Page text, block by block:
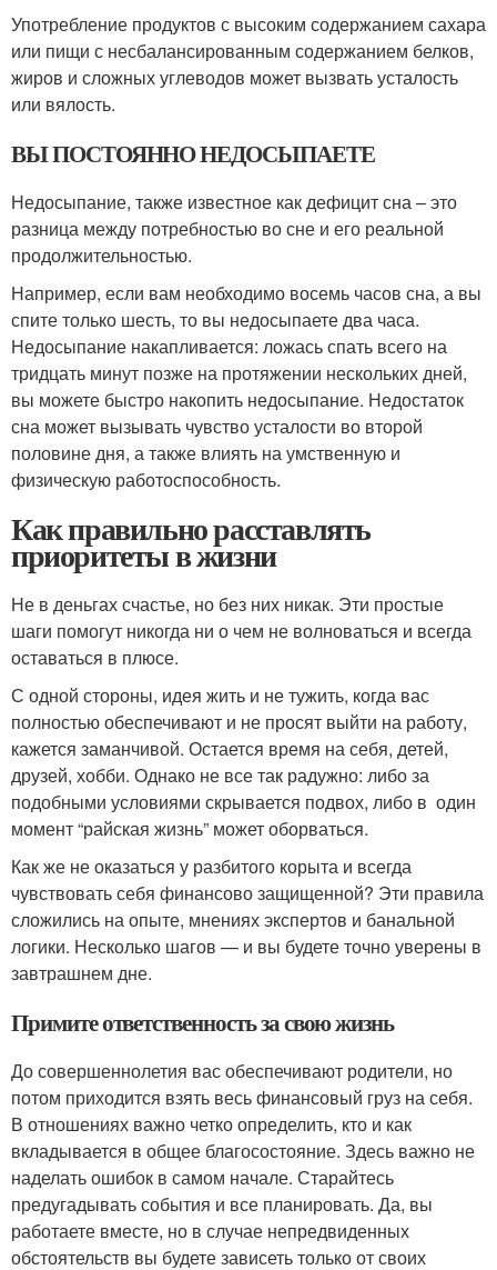
Употребление продуктов с высоким содержанием сахара
или пищи с несбалансированным содержанием белков,
жиров и сложных углеводов может вызвать усталость
или вялость.
ВЫ ПОСТОЯННО НЕДОСЫПАЕТЕ
Недосыпание, также известное как дефицит сна – это
разница между потребностью во сне и его реальной
продолжительностью.
Например, если вам необходимо восемь часов сна, а вы
спите только шесть, то вы недосыпаете два часа.
Недосыпание накапливается: ложась спать всего на
тридцать минут позже на протяжении нескольких дней,
вы можете быстро накопить недосыпание. Недостаток
сна может вызывать чувство усталости во второй
половине дня, а также влиять на умственную и
физическую работоспособность.
Как правильно расставлять
приоритеты в жизни
Не в деньгах счастье, но без них никак. Эти простые
шаги помогут никогда ни о чем не волноваться и всегда
оставаться в плюсе.
С одной стороны, идея жить и не тужить, когда вас
полностью обеспечивают и не просят выйти на работу,
кажется заманчивой. Остается время на себя, детей,
друзей, хобби. Однако не все так радужно: либо за
подобными условиями скрывается подвох, либо в один
момент “райская жизнь” может оборваться.
Как же не оказаться у разбитого корыта и всегда
чувствовать себя финансово защищенной? Эти правила
сложились на опыте, мнениях экспертов и банальной
логики. Несколько шагов — и вы будете точно уверены в
завтрашнем дне.
Примите ответственность за свою жизнь
До совершеннолетия вас обеспечивают родители, но
потом приходится взять весь финансовый груз на себя.
В отношениях важно четко определить, кто и как
вкладывается в общее благосостояние. Здесь важно не
наделать ошибок в самом начале. Старайтесь
предугадывать события и все планировать. Да, вы
работаете вместе, но в случае непредвиденных
обстоятельств вы будете зависеть только от своих